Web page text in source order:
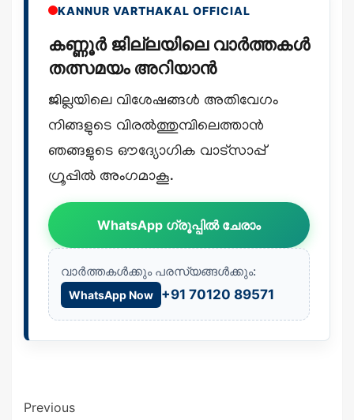
KANNUR VARTHAKAL OFFICIAL
കണ്ണൂർ ജില്ലയിലെ വാർത്തകൾ
തത്സമയം അറിയാൻ
ജില്ലയിലെ വിശേഷങ്ങൾ അതിവേഗം
നിങ്ങളുടെ വിരൽത്തുമ്പിലെത്താൻ
ഞങ്ങളുടെ ഔദ്യോഗിക വാട്സാപ്പ്
ഗ്രൂപ്പിൽ അംഗമാകൂ.
WhatsApp ഗ്രൂപ്പിൽ ചേരാം
വാർത്തകൾക്കും പരസ്യങ്ങൾക്കും:
WhatsApp Now +91 70120 89571
Previous